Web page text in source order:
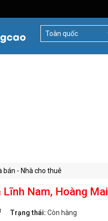
bán - Nhà cho thuê
Lĩnh Nam, Hoàng Mai
Trạng thái: Còn hàng